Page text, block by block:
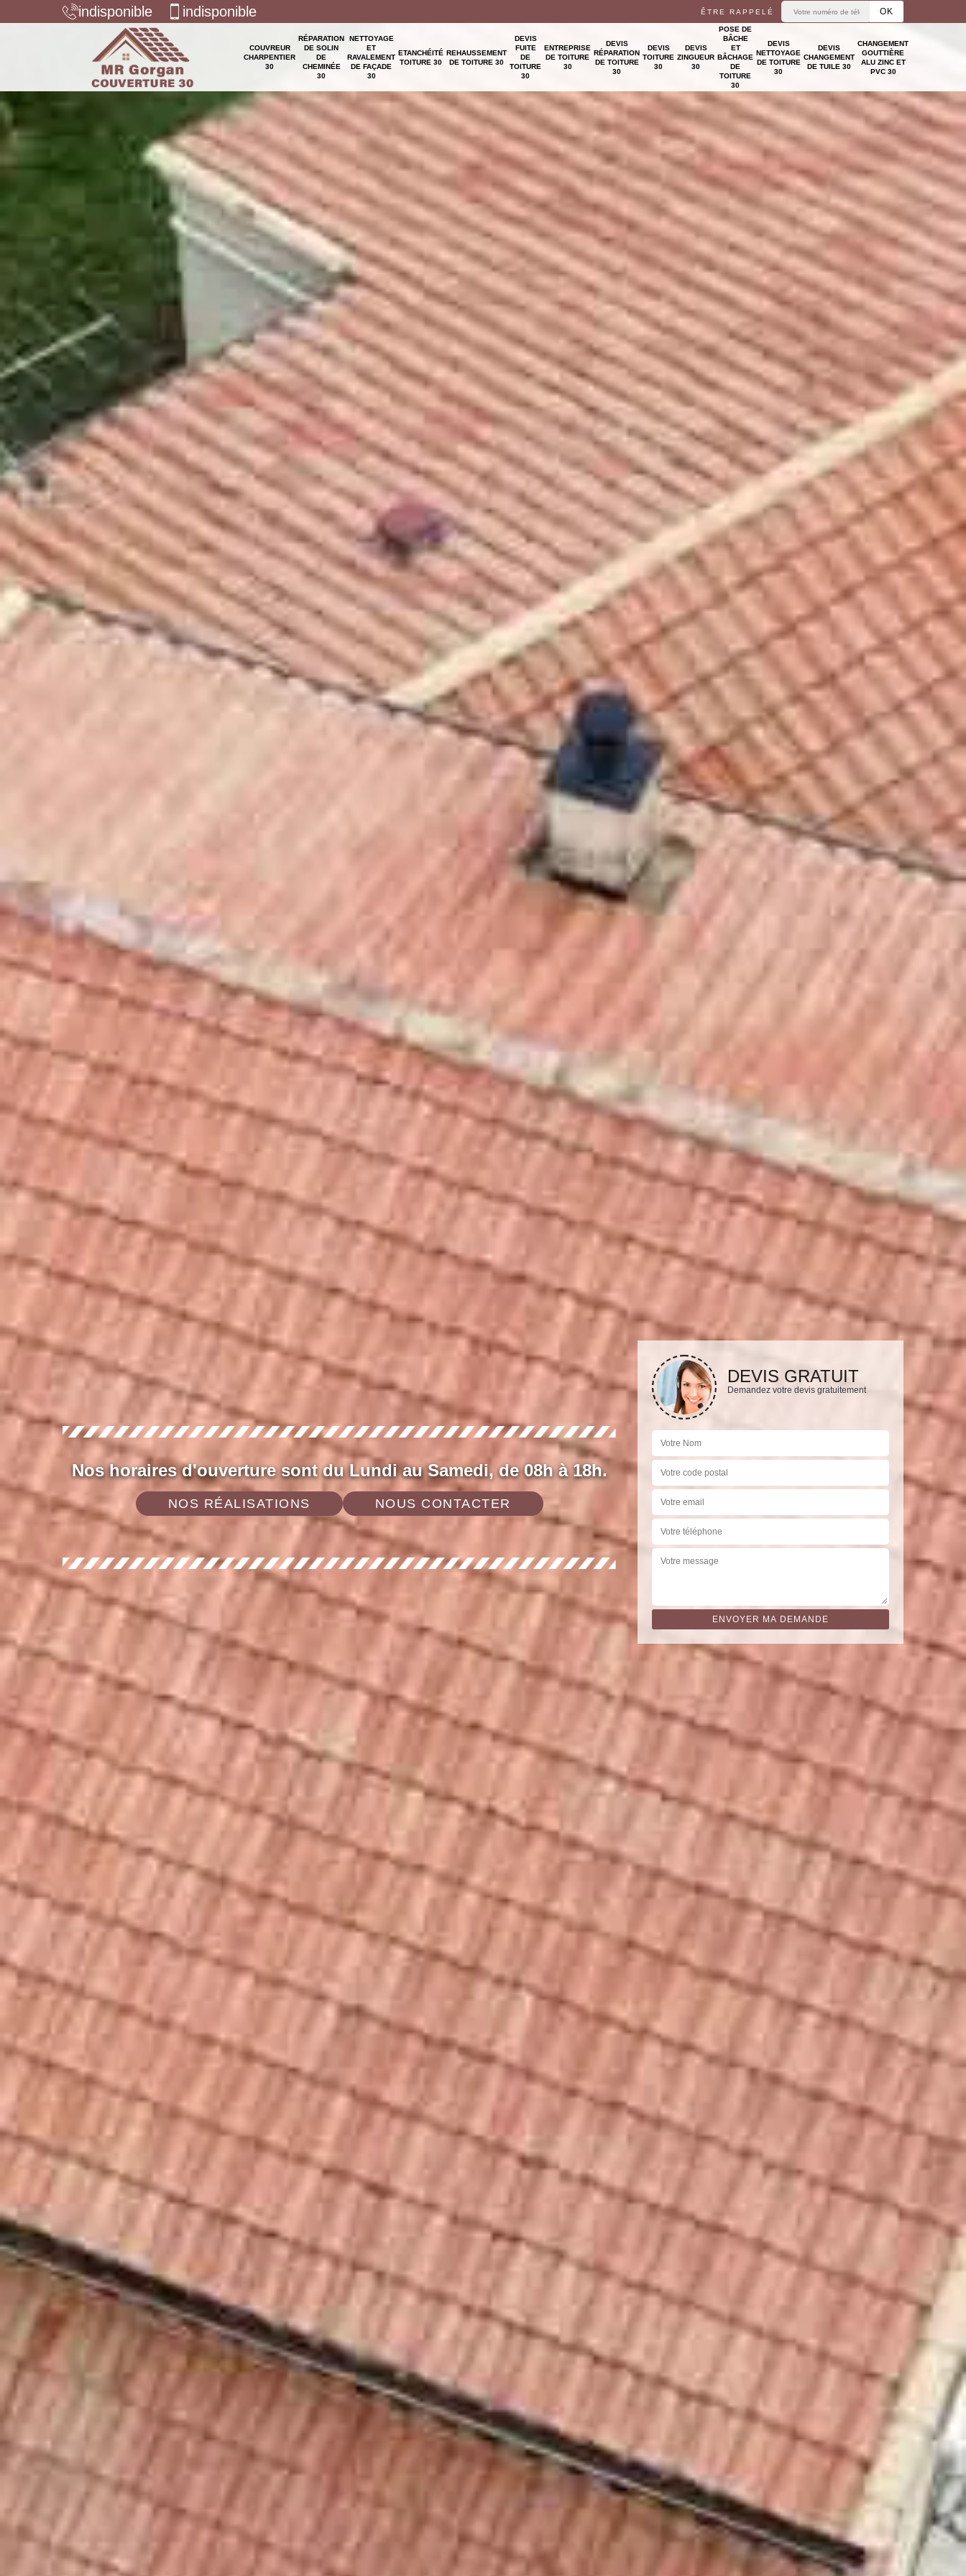
indisponible indisponible ÊTRE RAPPELÉ
COUVREUR
CHARPENTIER
30
RÉPARATION
DE SOLIN
DE
CHEMINÉE
30
NETTOYAGE
ET
RAVALEMENT
DE FAÇADE
30
ETANCHÉITÉ
TOITURE 30
REHAUSSEMENT
DE TOITURE 30
DEVIS
FUITE
DE
TOITURE
30
ENTREPRISE
DE TOITURE
30
DEVIS
RÉPARATION
DE TOITURE
30
DEVIS
TOITURE
30
DEVIS
ZINGUEUR
30
POSE DE
BÂCHE
ET
BÂCHAGE
DE
TOITURE
30
DEVIS
NETTOYAGE
DE TOITURE
30
DEVIS
CHANGEMENT
DE TUILE 30
CHANGEMENT
GOUTTIÈRE
ALU ZINC ET
PVC 30
Nos horaires d'ouverture sont du Lundi au Samedi, de 08h à 18h.
NOS RÉALISATIONS NOUS CONTACTER
DEVIS GRATUIT
Demandez votre devis gratuitement